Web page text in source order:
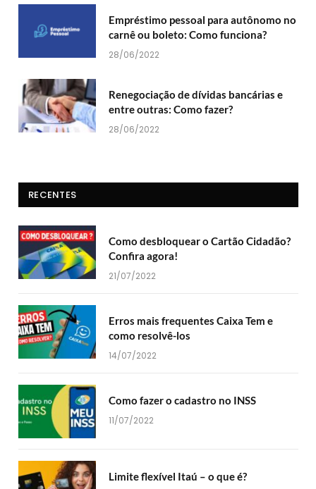
Empréstimo pessoal para autônomo no
carnê ou boleto: Como funciona?
28/06/2022
Renegociação de dívidas bancárias e
entre outras: Como fazer?
28/06/2022
RECENTES
Como desbloquear o Cartão Cidadão?
Confira agora!
21/07/2022
Erros mais frequentes Caixa Tem e
como resolvê-los
14/07/2022
Como fazer o cadastro no INSS
11/07/2022
Limite flexível Itaú – o que é?